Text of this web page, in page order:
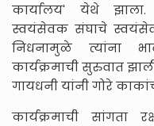
कार्यालय' येथे झाला.
स्वयंसेवक संघाचे
निधनामुळे त्यांना
कार्यक्रमाची सुरुवात
गायधनी यांनी गोरे
कार्यक्रमाची सांगता